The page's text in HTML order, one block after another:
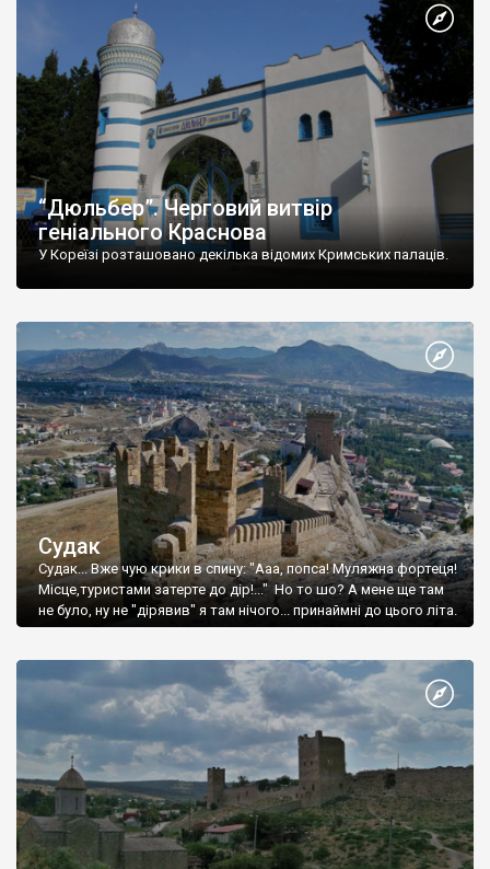
“Дюльбер”. Черговий витвір
геніального Краснова
У Кореїзі розташовано декілька відомих Кримських палаців.
Судак
Судак... Вже чую крики в спину: "Ааа, попса! Муляжна фортеця!
Місце,туристами затерте до дір!..." Но то шо? А мене ще там
не було, ну не "дірявив" я там нічого... принаймні до цього літа.